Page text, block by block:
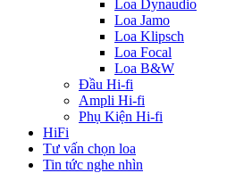
Loa Dynaudio
Loa Jamo
Loa Klipsch
Loa Focal
Loa B&W
Đầu Hi-fi
Ampli Hi-fi
Phụ Kiện Hi-fi
HiFi
Tư vấn chọn loa
Tin tức nghe nhìn